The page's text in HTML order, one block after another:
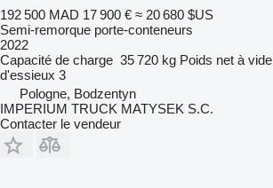
192 500 MAD 17 900 € ≈ 20 680 $US
Semi-remorque porte-conteneurs
2022
Capacité de charge 35 720 kg Poids net à vide
d'essieux 3
Pologne, Bodzentyn
IMPERIUM TRUCK MATYSEK S.C.
Contacter le vendeur